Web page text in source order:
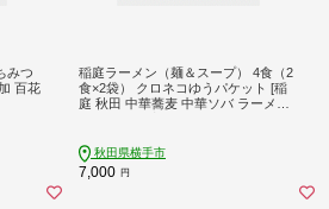
みつ
百花
稲庭ラーメン（麺＆スープ） 4食（2
食×2袋） クロネコゆうパケット [稲
庭 秋田 中華蕎麦 中華ソバ ラーメン
秋田県横手市
7,000 円